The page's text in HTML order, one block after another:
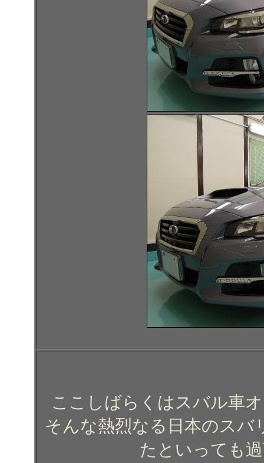
ここしばらくはスバル車
そんな熱烈なる日本のスバ
たといっても